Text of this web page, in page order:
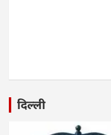
दिल्ली